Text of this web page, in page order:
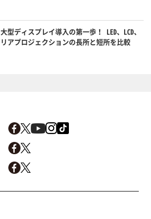
大型ディスプレイ導入の第一歩！ LED、LCD、
リアプロジェクションの長所と短所を比較